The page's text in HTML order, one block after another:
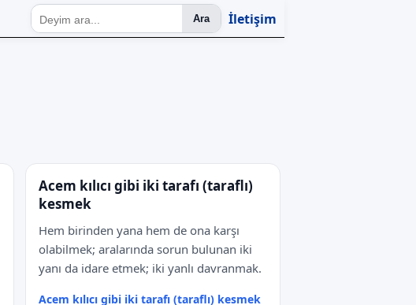
Ara İletişim
Acem kılıcı gibi iki tarafı (taraflı)
kesmek
Hem birinden yana hem de ona karşı
olabilmek; aralarında sorun bulunan iki
yanı da idare etmek; iki yanlı davranmak.
Acem kılıcı gibi iki tarafı (taraflı) kesmek